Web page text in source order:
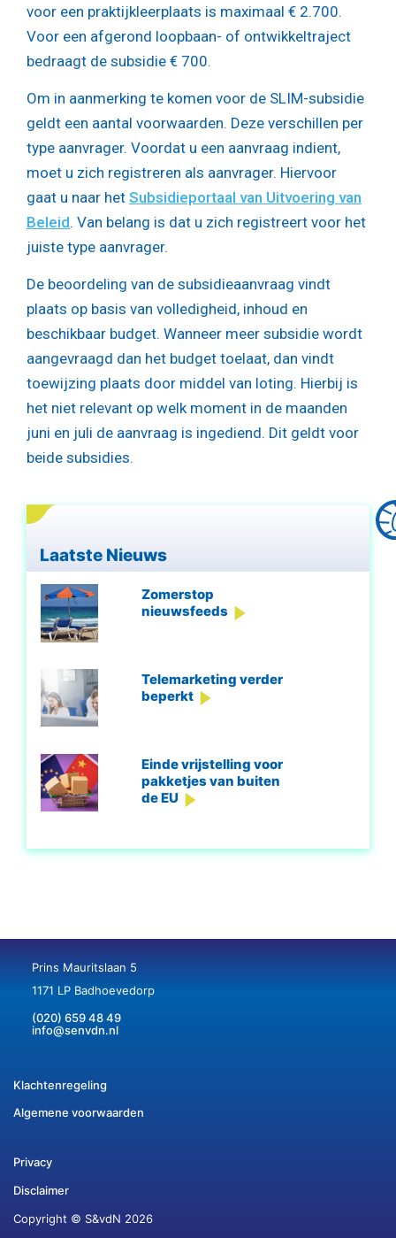
voor een praktijkleerplaats is maximaal € 2.700.
Voor een afgerond loopbaan- of ontwikkeltraject
bedraagt de subsidie € 700.
Om in aanmerking te komen voor de SLIM-subsidie
geldt een aantal voorwaarden. Deze verschillen per
type aanvrager. Voordat u een aanvraag indient,
moet u zich registreren als aanvrager. Hiervoor
gaat u naar het Subsidieportaal van Uitvoering van
Beleid. Van belang is dat u zich registreert voor het
juiste type aanvrager.
De beoordeling van de subsidieaanvraag vindt
plaats op basis van volledigheid, inhoud en
beschikbaar budget. Wanneer meer subsidie wordt
aangevraagd dan het budget toelaat, dan vindt
toewijzing plaats door middel van loting. Hierbij is
het niet relevant op welk moment in de maanden
juni en juli de aanvraag is ingediend. Dit geldt voor
beide subsidies.
Laatste Nieuws
Zomerstop
nieuwsfeeds
Telemarketing verder
beperkt
Einde vrijstelling voor
pakketjes van buiten
de EU
Prins Mauritslaan 5
1171 LP Badhoevedorp
(020) 659 48 49
info@senvdn.nl
Klachtenregeling
Algemene voorwaarden
Privacy
Disclaimer
Copyright © S&vdN 2026